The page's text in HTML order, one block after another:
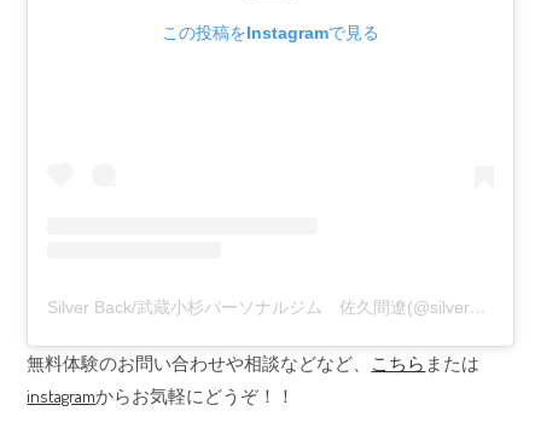
この投稿をInstagramで見る
Silver Back/武蔵小杉パーソナルジム 佐久間遼(@silver_back634)がシェアした投稿
無料体験のお問い合わせや相談などなど、 こちら または
instagramからお気軽にどうぞ！！